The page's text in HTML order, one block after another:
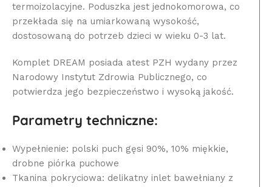
termoizolacyjne. Poduszka jest jednokomorowa, co
przekłada się na umiarkowaną wysokość,
dostosowaną do potrzeb dzieci w wieku 0-3 lat.
Komplet DREAM posiada atest PZH wydany przez
Narodowy Instytut Zdrowia Publicznego, co
potwierdza jego bezpieczeństwo i wysoką jakość.
Parametry techniczne:
Wypełnienie: polski puch gęsi 90%, 10% miękkie,
drobne piórka puchowe
Tkanina pokryciowa: delikatny inlet bawełniany z